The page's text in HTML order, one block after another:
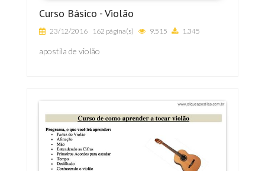
Curso Básico - Violão
23/12/2016 162 página(s) 9.515 1.345
apostila de violão